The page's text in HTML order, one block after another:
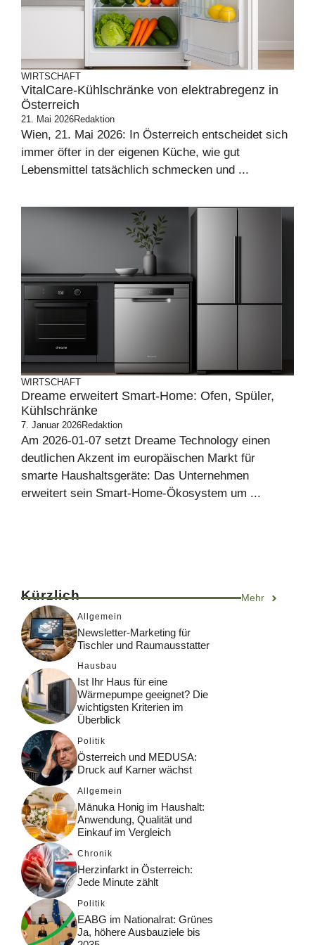
WIRTSCHAFT
VitalCare-Kühlschränke von elektrabregenz in
Österreich
21. Mai 2026Redaktion
Wien, 21. Mai 2026: In Österreich entscheidet sich
immer öfter in der eigenen Küche, wie gut
Lebensmittel tatsächlich schmecken und ...
WIRTSCHAFT
Dreame erweitert Smart-Home: Ofen, Spüler,
Kühlschränke
7. Januar 2026Redaktion
Am 2026-01-07 setzt Dreame Technology einen
deutlichen Akzent im europäischen Markt für
smarte Haushaltsgeräte: Das Unternehmen
erweitert sein Smart-Home-Ökosystem um ...
Kürzlich Mehr
Allgemein
Newsletter-Marketing für
Tischler und Raumausstatter
Hausbau
Ist Ihr Haus für eine
Wärmepumpe geeignet? Die
wichtigsten Kriterien im
Überblick
Politik
Österreich und MEDUSA:
Druck auf Karner wächst
Allgemein
Mānuka Honig im Haushalt:
Anwendung, Qualität und
Einkauf im Vergleich
Chronik
Herzinfarkt in Österreich:
Jede Minute zählt
Politik
EABG im Nationalrat: Grünes
Ja, höhere Ausbauziele bis